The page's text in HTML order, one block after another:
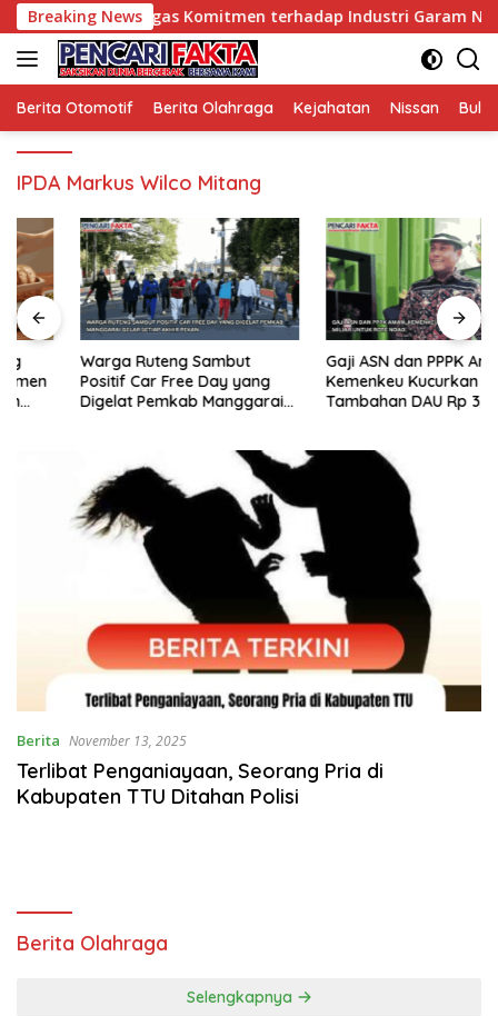
Langsung
ke
konten
Breaking News
Makmur Pertegas Komitmen terhadap Industri Garam
Berita Otomotif Berita Olahraga Kejahatan Nissan
IPDA Markus Wilco Mitang
Warga Ruteng Sambut
Positif Car Free Day yang
Digelat Pemkab Manggarai
Gaji ASN dan PPPK Aman,
Kemenkeu Kucurkan
Tambahan DAU Rp 35 Miliar
Berita November 13, 2025
Terlibat Penganiayaan, Seorang Pria di
Kabupaten TTU Ditahan Polisi
Berita Olahraga
Selengkapnya